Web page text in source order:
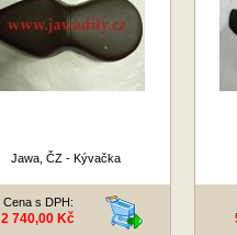
Jawa, ČZ - Kývačka
Cena s DPH:
2 740,00 Kč